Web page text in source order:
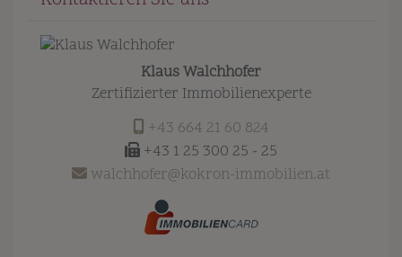
Klaus Walchhofer
Zertifizierter Immobilienexperte
+43 664 21 60 824
+43 1 25 300 25 - 25
walchhofer@kokron-immobilien.at